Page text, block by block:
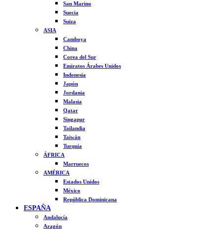
San Marino
Suecia
Suiza
ASIA
Camboya
China
Corea del Sur
Emiratos Árabes Unidos
Indonesia
Japón
Jordania
Malasia
Qatar
Singapur
Tailandia
Taiwán
Turquía
ÁFRICA
Marruecos
AMÉRICA
Estados Unidos
México
República Dominicana
ESPAÑA
Andalucía
Aragón